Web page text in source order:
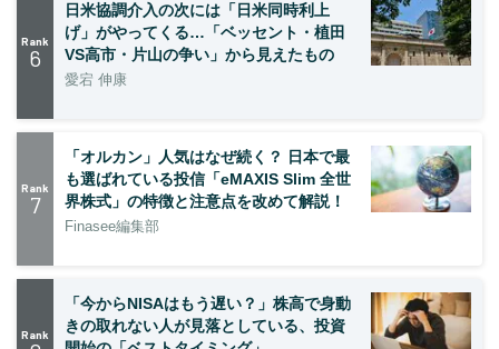
Rank
6
日米協調介入の次には「日米同時利上
げ」がやってくる…「ベッセント・植田
VS高市・片山の争い」から見えたもの
愛宕 伸康
Rank
7
「オルカン」人気はなぜ続く？ 日本で最
も選ばれている投信「eMAXIS Slim 全世
界株式」の特徴と注意点を改めて解説！
Finasee編集部
Rank
「今からNISAはもう遅い？」株高で身動
きの取れない人が見落としている、投資